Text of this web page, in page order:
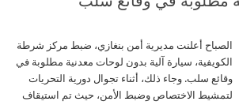
الصباح أعلنت مديرية أمن بنغازي، ضبط مركز شرطة
الكويفية، سيارة آلية بدون لوحات معدنية مطلوبة في
وقائع سلب. وجاء ذلك، أثناء تجوال دورية التحريات
لتمشيط الاختصاص وضبط الأمن، حيث تم استيقاف